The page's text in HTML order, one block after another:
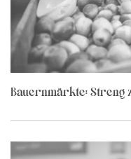
Bauernmärkte: Streng